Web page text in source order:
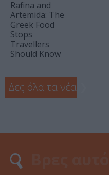
Rafina and
Artemida: The
Greek Food
Stops
Travellers
Should Know
Δες όλα τα νέα